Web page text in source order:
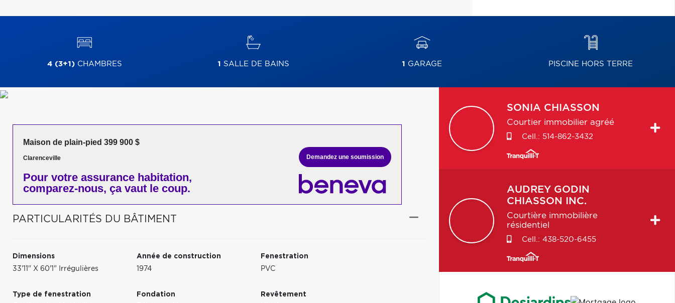
4 (3+1)CHAMBRES 1 SALLE DE BAINS 1 GARAGE PISCINE HORS TERRE
Maison de plain-pied 399 900 $
Clarenceville
Pour votre assurance habitation,
comparez-nous, ça vaut le coup.
Demandez une soumission
PARTICULARITÉS DU BÂTIMENT
Dimensions
33'11" X 60'1" Irrégulières
Année de construction
1974
Fenestration
PVC
Type de fenestration
Fondation
Revêtement
SONIA CHIASSON
Courtier immobilier agréé
Cell.: 514-862-3432
AUDREY GODIN
CHIASSON INC.
Courtière immobilière
résidentiel
Cell.: 438-520-6455